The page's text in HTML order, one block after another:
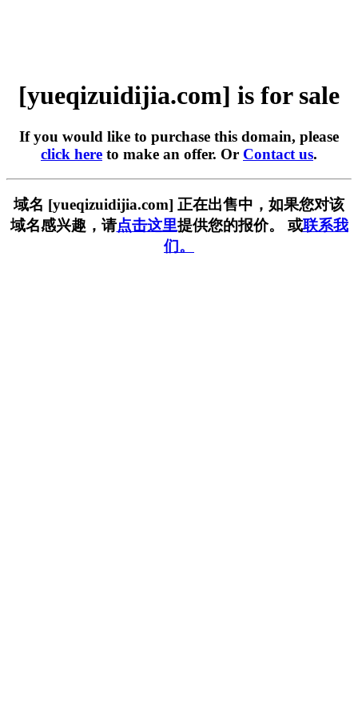
[yueqizuidijia.com] is for sale
If you would like to purchase this domain, please
click here to make an offer. Or Contact us.
域名 [yueqizuidijia.com] 正在出售中，如果您对该
域名感兴趣，请点击这里提供您的报价。 或联系我
们。